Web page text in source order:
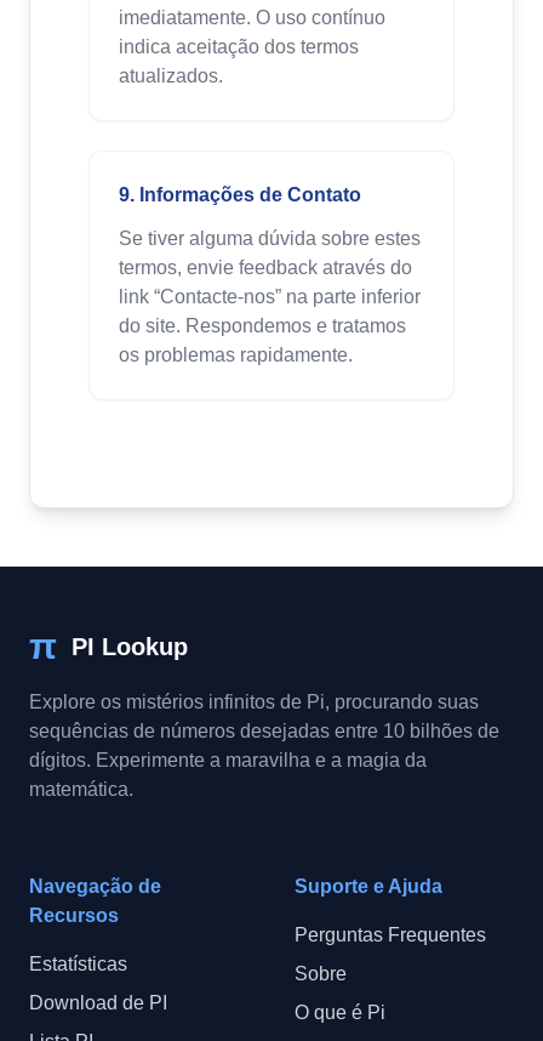
imediatamente. O uso contínuo
indica aceitação dos termos
atualizados.
9. Informações de Contato
Se tiver alguma dúvida sobre estes
termos, envie feedback através do
link “Contacte-nos” na parte inferior
do site. Respondemos e tratamos
os problemas rapidamente.
π PI Lookup
Explore os mistérios infinitos de Pi, procurando suas
sequências de números desejadas entre 10 bilhões de
dígitos. Experimente a maravilha e a magia da
matemática.
Navegação de
Recursos
Estatísticas
Download de PI
Suporte e Ajuda
Perguntas Frequentes
Sobre
O que é Pi